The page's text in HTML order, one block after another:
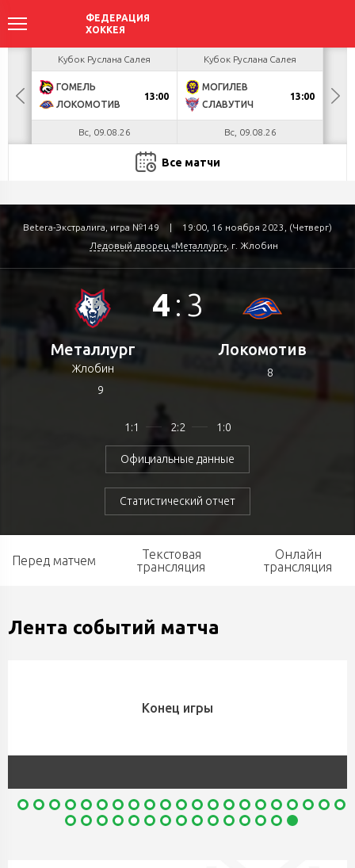
БУЛ
Кубок Руслана Салея
ГОМЕЛЬ
ЛОКОМОТИВ
13:00
Вс, 09.08.26
Кубок Руслана Салея
МОГИЛЕВ
СЛАВУТИЧ
13:00
Вс, 09.08.26
Все матчи
Betera-Экстралига, игра №149 |
19:00, 16 ноября 2023, (Четверг)
Ледовый дворец «Металлург» , г. Жлобин
Металлург
Жлобин
9
4: 3
1:1 2:2 1:0
Официальные данные
Статистический отчет
Локомотив
8
Перед матчем
Текстовая
трансляция
Онлайн
трансляция
Лента событий матча
Конец игры